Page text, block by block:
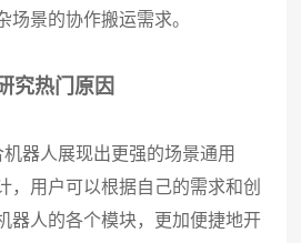
场景的协作搬运需求。
究热门原因
机器人展现出更强的场景通用
，用户可以根据自己的需求和创
器人的各个模块，更加便捷地开